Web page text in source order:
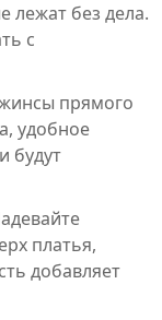
лежат без дела.
с
прямого
удобное
будут
платья,
добавляет